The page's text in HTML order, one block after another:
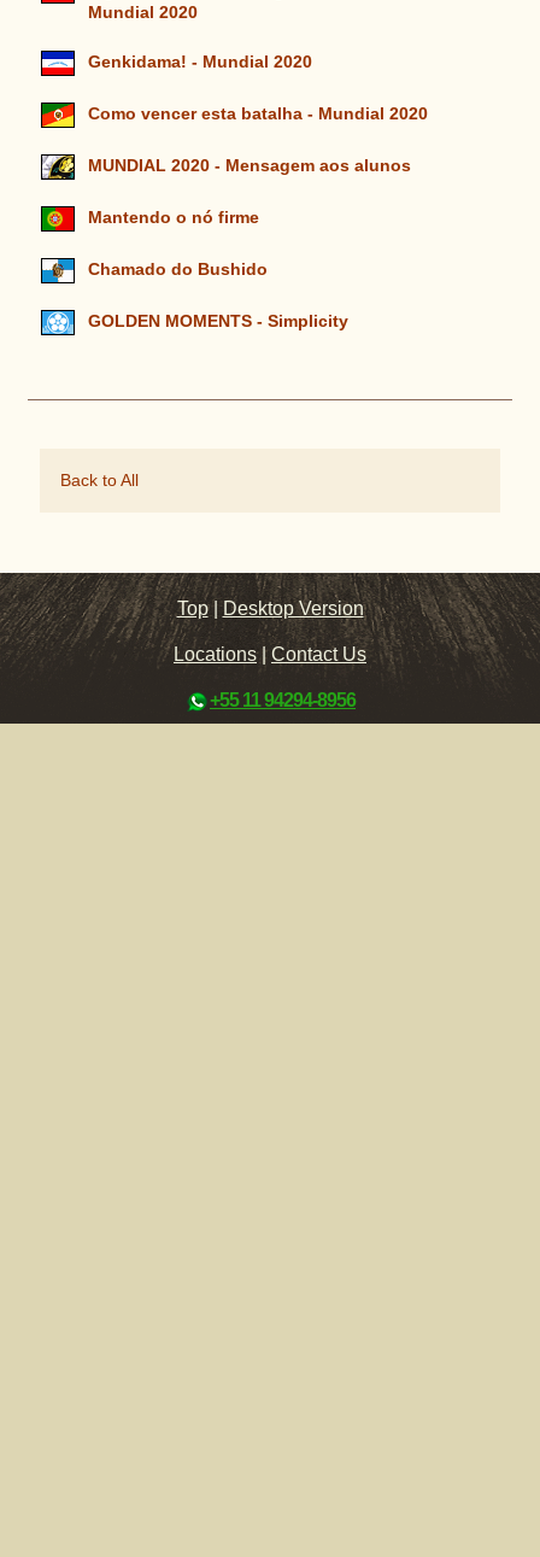
Mundial 2020
Genkidama! - Mundial 2020
Como vencer esta batalha - Mundial 2020
MUNDIAL 2020 - Mensagem aos alunos
Mantendo o nó firme
Chamado do Bushido
GOLDEN MOMENTS - Simplicity
Back to All
Top |Desktop Version
Locations|Contact Us
+55 11 94294-8956